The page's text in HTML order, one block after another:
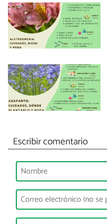
Escribir comentario